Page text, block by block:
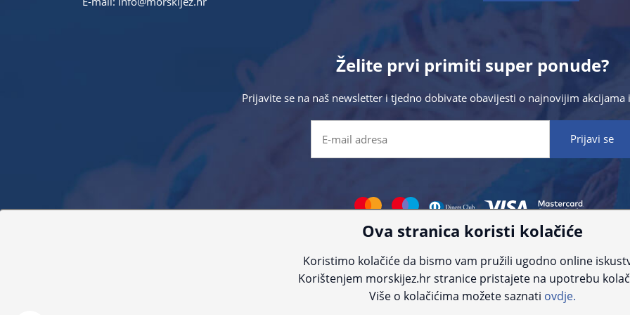
Želite prvi primiti super ponude?
Prijavite se na naš newsletter i tjedno dobivate obavijesti o najnovijim akcijama
proizvoda. Za najažurnije informacije kontaktirajte nas putem telefona:+385 23 231 761ili e-
© Morski jež 2022
Ova stranica koristi kolačiće
Koristimo kolačiće da bismo vam pružili ugodno online
Korištenjem morskijez.hr stranice pristajete na upotrebu
Više o kolačićima možete saznati ovdje.